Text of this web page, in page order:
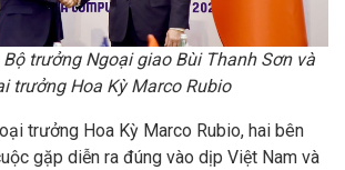
trưởng Ngoại giao Bùi Thanh Sơn và
trưởng Hoa Kỳ Marco Rubio
trưởng Hoa Kỳ Marco Rubio, hai bên
gặp diễn ra đúng vào dịp Việt Nam và